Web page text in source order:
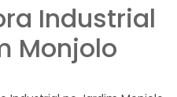
Industrial
Monjolo